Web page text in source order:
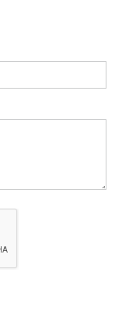
совет)
что делается